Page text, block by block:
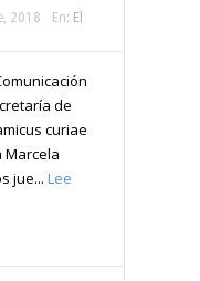
2018 En: El
de
curiae
Marcela
jue... Lee